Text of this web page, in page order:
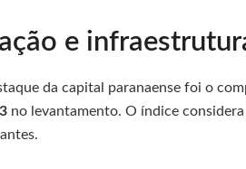
e
da capital paranaense foi o
no levantamento. O índice